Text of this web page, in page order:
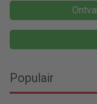
Populair